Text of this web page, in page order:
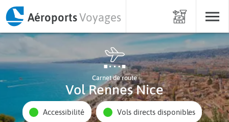
AéroportsVoyages
Carnet de route
Vol Rennes Nice
Accessibilité Vols directs disponibles